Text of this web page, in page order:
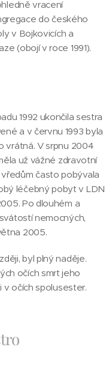
vracení
do českého
v Bojkovicích a
(obojí v roce 1991).
1992 ukončila sestra
a v červnu 1993 byla
vrátná. V srpnu 2004
už vážné zdravotní
často pobývala
léčebný pobyt v LDN
Po dlouhém a
nemocných,
2005.
byl plný naděje.
očích smrt jeho
v očích spolusester.